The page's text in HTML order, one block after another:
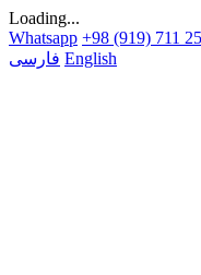
Loading...
Whatsapp +98 (919) 711
فارسی English